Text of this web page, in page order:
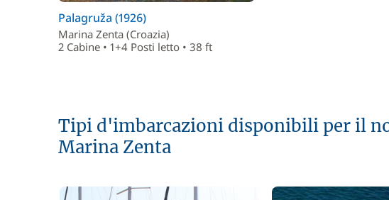
Palagruža (1926)
Marina Zenta (Croazia)
2 Cabine • 1+4 Posti letto • 38 ft
Tipi d'imbarcazioni disponibili per il
Marina Zenta